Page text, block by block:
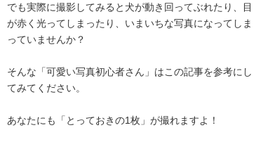
でも実際に撮影してみると犬が動き回ってぶれたり、目
が赤く光ってしまったり、いまいちな写真になってしま
っていませんか？
そんな「可愛い写真初心者さん」はこの記事を参考にし
てみてください。
あなたにも「とっておきの1枚」が撮れますよ！